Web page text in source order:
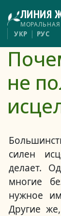
основному
содержанию
ЛИНИЯ
УКР РУС
не
силен
делает.
многие
нужное
Другие